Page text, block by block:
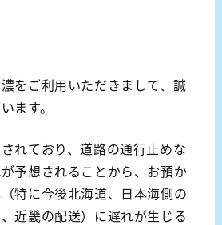
をご利用いただきまして、誠
ます。
れており、道路の通行止めな
予想されることから、お預か
特に今後北海道、日本海側の
近畿の配送）に遅れが生じる